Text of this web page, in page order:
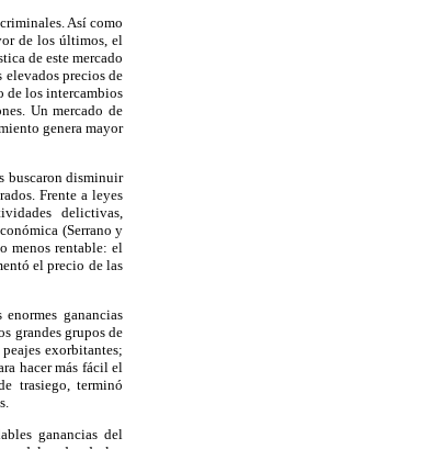
Así como
de los últimos, el
de este mercado
precios de
de los intercambios
Un mercado de
genera mayor
buscaron disminuir
Frente a leyes
delictivas,
(Serrano y
menos rentable: el
el precio de las
ganancias
grandes grupos de
exorbitantes;
hacer más fácil el
trasiego, terminó
ganancias del